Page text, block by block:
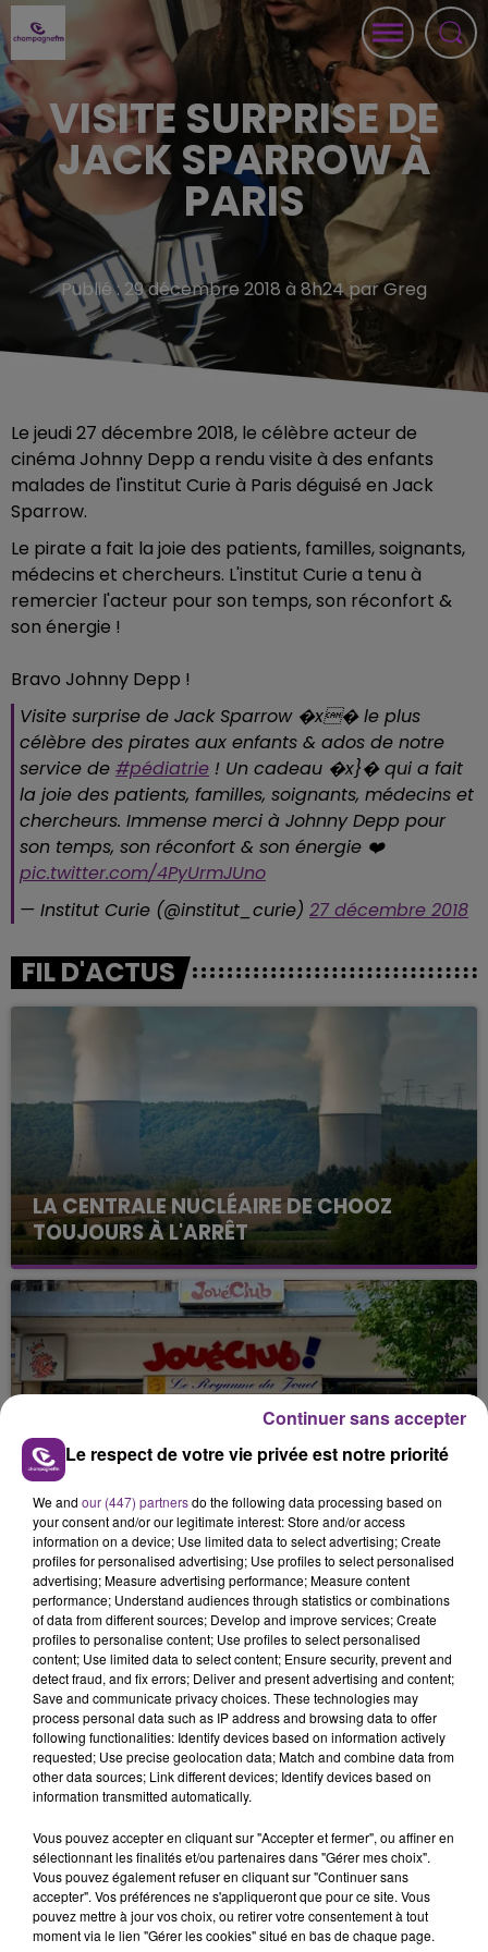
VISITE SURPRISE DE
JACK SPARROW À
PARIS
Publié : 29 décembre 2018 à 8h24 par Greg
Le jeudi 27 décembre 2018, le célèbre acteur de
cinéma Johnny Depp a rendu visite à des enfants
malades de l'institut Curie à Paris déguisé en Jack
Sparrow.
Le pirate a fait la joie des patients, familles, soignants,
médecins et chercheurs. L'institut Curie a tenu à
remercier l'acteur pour son temps, son réconfort &
son énergie !
Bravo Johnny Depp !
Visite surprise de Jack Sparrow �x� le plus
célèbre des pirates aux enfants & ados de notre
service de #pédiatrie ! Un cadeau �x}� qui a fait
la joie des patients, familles, soignants, médecins et
chercheurs. Immense merci à Johnny Depp pour
son temps, son réconfort & son énergie ❤️
pic.twitter.com/4PyUrmJUno
— Institut Curie (@institut_curie) 27 décembre 2018
FIL D'ACTUS
LA CENTRALE NUCLÉAIRE DE CHOOZ
TOUJOURS À L'ARRÊT
Cela fait déjà une semaine que la centrale
nucléaire ardennaise est à l'arrêt. Une situation
justifiée par la sécheresse intense qui est toujours
présente.
LE MAGASIN JOUÉCLUB DE REIMS FERME
SES PORTES
C'était l'une des institutions du centre-ville
rémois. Le magasin JouéClub est contraint de
fermer ses portes.
TITRES DIFFUSÉS
11h41
11h41
ORIA
Soiree Mondaine
11h39
11h39
RAYE
Where Is My Husband!
Le respect de votre vie privée est notre priorité
We and our (447) partnersdo the following data processing based on
your consent and/or our legitimate interest: Store and/or access
information on a device; Use limited data to select advertising; Create
profiles for personalised advertising; Use profiles to select personalised
advertising; Measure advertising performance; Measure content
performance; Understand audiences through statistics or combinations
of data from different sources; Develop and improve services; Create
profiles to personalise content; Use profiles to select personalised
content; Use limited data to select content; Ensure security, prevent and
detect fraud, and fix errors; Deliver and present advertising and content;
Save and communicate privacy choices. These technologies may
process personal data such as IP address and browsing data to offer
following functionalities: Identify devices based on information actively
requested; Use precise geolocation data; Match and combine data from
other data sources; Link different devices; Identify devices based on
information transmitted automatically.
Vous pouvez accepter en cliquant sur "Accepter et fermer", ou affiner en
sélectionnant les finalités et/ou partenaires dans "Gérer mes choix".
Vous pouvez également refuser en cliquant sur "Continuer sans
accepter". Vos préférences ne s'appliqueront que pour ce site. Vous
pouvez mettre à jour vos choix, ou retirer votre consentement à tout
moment via le lien "Gérer les cookies" situé en bas de chaque page.
Continuer sans accepter